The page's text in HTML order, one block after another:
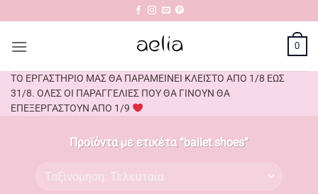
στο
περιεχόμενο
0
ΤΟ ΕΡΓΑΣΤΗΡΙΟ ΜΑΣ ΘΑ ΠΑΡΑΜΕΙΝΕΙ ΚΛΕΙΣΤΟ ΑΠΟ 1/8 ΕΩΣ
31/8. ΟΛΕΣ ΟΙ ΠΑΡΑΓΓΕΛΙΕΣ ΠΟΥ ΘΑ ΓΙΝΟΥΝ ΘΑ
ΕΠΕΞΕΡΓΑΣΤΟΥΝ ΑΠΟ 1/9
Προϊόντα με ετικέτα “ballet shoes”